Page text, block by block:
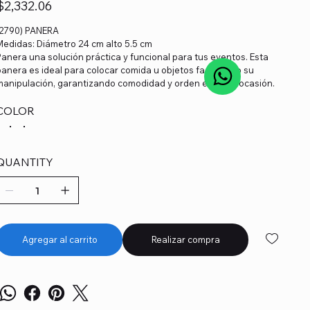
PANERA
Diámetro 24 cm alto 5.5 cm
una solución práctica y funcional para tus eventos. Esta
es ideal para colocar comida u objetos facilitando su
garantizando comodidad y orden en cada ocasión.
Agregar al carrito Realizar compra